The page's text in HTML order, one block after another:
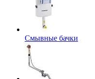
Смывные бачки